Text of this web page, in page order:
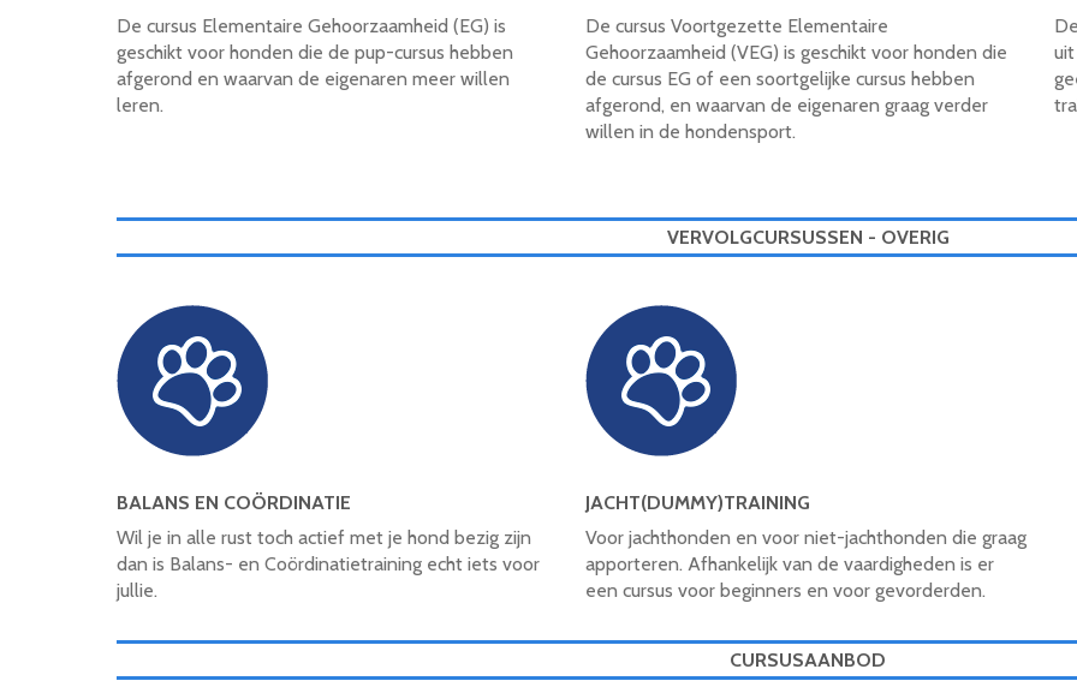
De cursus Elementaire Gehoorzaamheid (EG) is
geschikt voor honden die de pup-cursus hebben
afgerond en waarvan de eigenaren meer willen
leren.
De cursus Voortgezette Elementaire
Gehoorzaamheid (VEG) is geschikt voor honden die
de cursus EG of een soortgelijke cursus hebben
afgerond, en waarvan de eigenaren graag verder
willen in de hondensport.
uit
VERVOLGCURSUSSEN - OVERIG
BALANS EN COÖRDINATIE
Wil je in alle rust toch actief met je hond bezig zijn
dan is Balans- en Coördinatietraining echt iets voor
jullie.
JACHT(DUMMY)TRAINING
Voor jachthonden en voor niet-jachthonden die graag
apporteren. Afhankelijk van de vaardigheden is er
een cursus voor beginners en voor gevorderden.
CURSUSAANBOD